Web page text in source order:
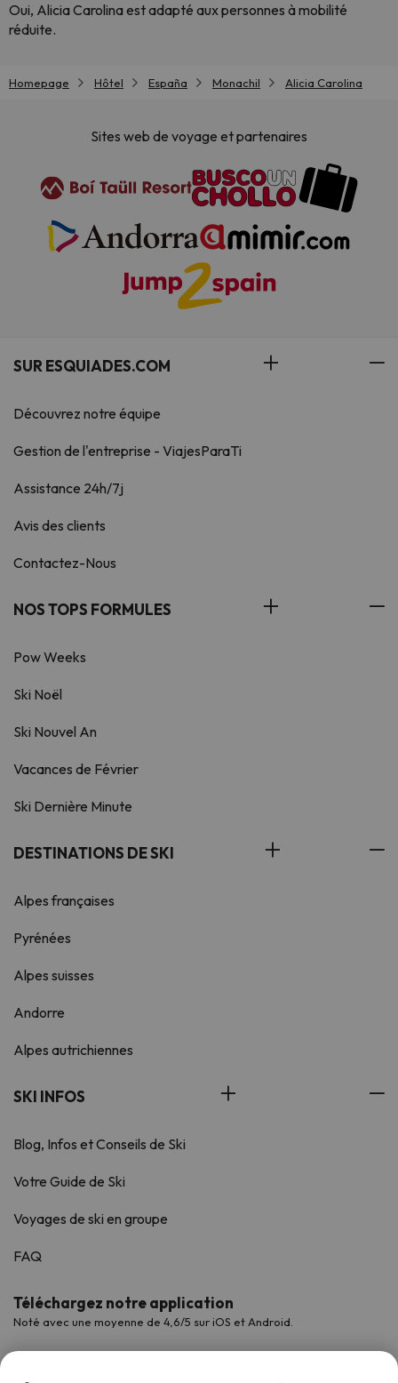
Oui, Alicia Carolina est adapté aux personnes à mobilité
réduite.
Homepage Hôtel España Monachil Alicia Carolina
Sites web de voyage et partenaires
SUR ESQUIADES.COM
Découvrez notre équipe
Gestion de l'entreprise - ViajesParaTi
Assistance 24h/7j
Avis des clients
Contactez-Nous
NOS TOPS FORMULES
Pow Weeks
Ski Noël
Ski Nouvel An
Vacances de Février
Ski Dernière Minute
DESTINATIONS DE SKI
Alpes françaises
Pyrénées
Alpes suisses
Andorre
Alpes autrichiennes
SKI INFOS
Blog, Infos et Conseils de Ski
Votre Guide de Ski
Voyages de ski en groupe
FAQ
Téléchargez notre application
Noté avec une moyenne de 4,6/5 sur iOS et Android.